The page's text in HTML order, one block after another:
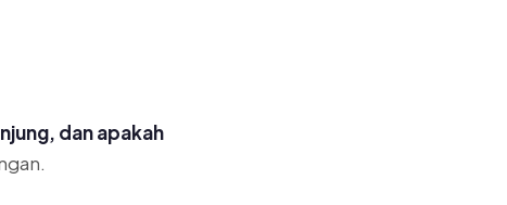
transaksi tersedia di Accurate Online.
dan apakah